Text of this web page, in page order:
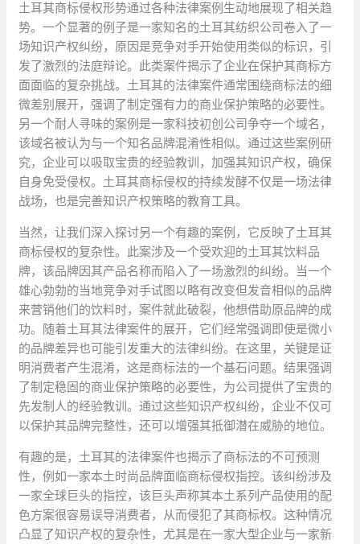
土耳其商标侵权形势通过各种法律案例生动地展现了相关趋
势。一个显著的例子是一家知名的土耳其纺织公司卷入了一
场知识产权纠纷，原因是竞争对手开始使用类似的标识，引
发了激烈的法庭辩论。此类案件揭示了企业在保护其商标方
面面临的复杂挑战。土耳其的法律案件通常围绕商标法的细
微差别展开，强调了制定强有力的商业保护策略的必要性。
另一个耐人寻味的案例是一家科技初创公司争夺一个域名，
该域名被认为与一个知名品牌混淆性相似。通过这些案例研
究，企业可以吸取宝贵的经验教训，加强其知识产权，确保
自身免受侵权。土耳其商标侵权的持续发酵不仅是一场法律
战场，也是完善知识产权策略的教育工具。
当然，让我们深入探讨另一个有趣的案例，它反映了土耳其
商标侵权的复杂性。此案涉及一个受欢迎的土耳其饮料品
牌，该品牌因其产品名称而陷入了一场激烈的纠纷。当一个
雄心勃勃的当地竞争对手试图以略有改变但发音相似的品牌
来营销他们的饮料时，案件就此破裂，他想借助原品牌的成
功。随着土耳其法律案件的展开，它们经常强调即使是微小
的品牌差异也可能引发重大的法律纠纷。在这里，关键是证
明消费者产生混淆，这是商标法的一个基石问题。结果强调
了制定稳固的商业保护策略的必要性，为公司提供了宝贵的
先发制人的经验教训。通过这些知识产权纠纷，企业不仅可
以保护其品牌完整性，还可以增强其抵御潜在威胁的地位。
有趣的是，土耳其的法律案件也揭示了商标法的不可预测
性，例如一家本土时尚品牌面临商标侵权指控。该纠纷涉及
一家全球巨头的指控，该巨头声称其本土系列产品使用的配
色方案很容易误导消费者，从而侵犯了其商标权。这种情况
凸显了知识产权的复杂性，尤其是在一家大型企业与一家新